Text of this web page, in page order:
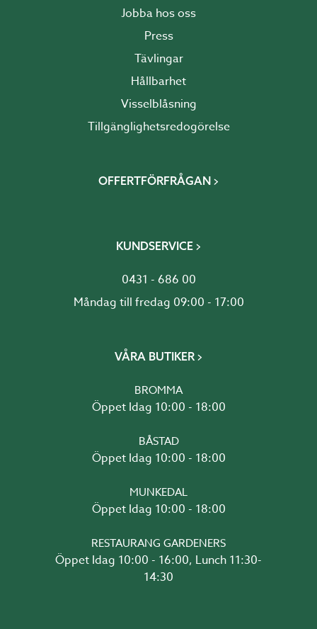
Jobba hos oss
Press
Tävlingar
Hållbarhet
Visselblåsning
Tillgänglighetsredogörelse
OFFERTFÖRFRÅGAN
KUNDSERVICE
0431 - 686 00
Måndag till fredag 09:00 - 17:00
VÅRA BUTIKER
BROMMA
Öppet Idag 10:00 - 18:00
BÅSTAD
Öppet Idag 10:00 - 18:00
MUNKEDAL
Öppet Idag 10:00 - 18:00
RESTAURANG GARDENERS
Öppet Idag 10:00 - 16:00, Lunch 11:30-
14:30